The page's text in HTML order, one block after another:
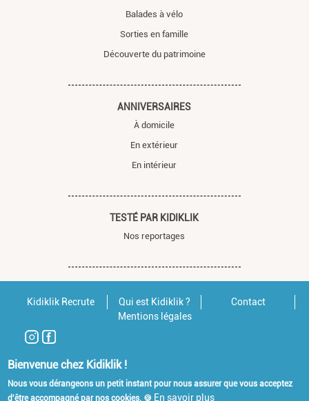
Balades à vélo
Sorties en famille
Découverte du patrimoine
ANNIVERSAIRES
À domicile
En extérieur
En intérieur
TESTÉ PAR KIDIKLIK
Nos reportages
Kidiklik Recrute Qui est Kidiklik ?
Contact
Mentions légales
Bienvenue chez Kidiklik !
Nous vous dérangeons un petit instant pour nous assurer que vous acceptez
d'être accompagné par nos cookies. 🍪 En savoir plus